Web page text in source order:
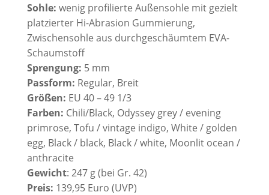
Sohle: wenig profilierte Außensohle mit gezielt
platzierter Hi-Abrasion Gummierung,
Zwischensohle aus durchgeschäumtem EVA-
Schaumstoff
Sprengung: 5 mm
Passform: Regular, Breit
Größen: EU 40 – 49 1/3
Farben: Chili/Black, Odyssey grey / evening
primrose, Tofu / vintage indigo, White / golden
egg, Black / black, Black / white, Moonlit ocean /
anthracite
Gewicht: 247 g (bei Gr. 42)
Preis: 139,95 Euro (UVP)